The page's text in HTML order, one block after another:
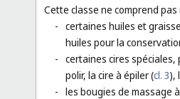
Cette classe ne comprend
- certaines huiles et
huiles pour la
- certaines cires spéciales,
polir, la cire à épiler (cl. 3),
- les bougies de massage